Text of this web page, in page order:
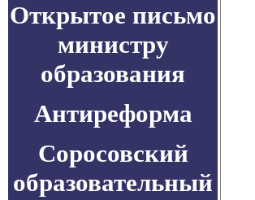
Открытое письмо
министру
образования
Антиреформа
Соросовский
образовательный